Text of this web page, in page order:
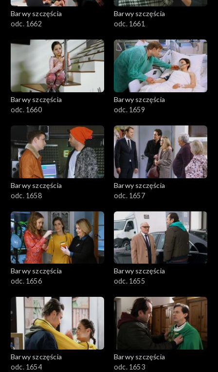
Barwy szczęścia
odc. 1662
Barwy szczęścia
odc. 1661
Barwy szczęścia
odc. 1660
Barwy szczęścia
odc. 1659
Barwy szczęścia
odc. 1658
Barwy szczęścia
odc. 1657
Barwy szczęścia
odc. 1656
Barwy szczęścia
odc. 1655
Barwy szczęścia
odc. 1654
Barwy szczęścia
odc. 1653